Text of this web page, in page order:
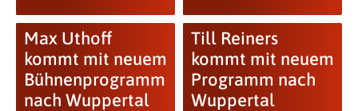
Max Uthoff
kommt mit neuem
Bühnenprogramm
nach Wuppertal
Till Reiners
kommt mit neuem
Programm nach
Wuppertal